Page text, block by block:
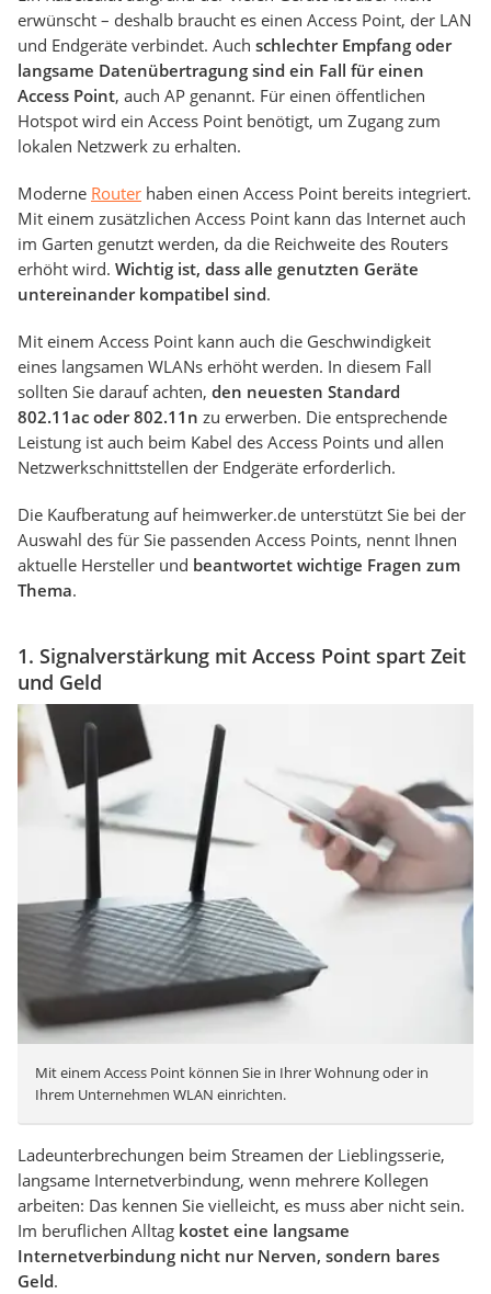
erwünscht – deshalb braucht es einen Access Point, der LAN
und Endgeräte verbindet. Auch schlechter Empfang oder
langsame Datenübertragung sind ein Fall für einen
Access Point, auch AP genannt. Für einen öffentlichen
Hotspot wird ein Access Point benötigt, um Zugang zum
lokalen Netzwerk zu erhalten.
Moderne Router haben einen Access Point bereits integriert.
Mit einem zusätzlichen Access Point kann das Internet auch
im Garten genutzt werden, da die Reichweite des Routers
erhöht wird. Wichtig ist, dass alle genutzten Geräte
untereinander kompatibel sind.
Mit einem Access Point kann auch die Geschwindigkeit
eines langsamen WLANs erhöht werden. In diesem Fall
sollten Sie darauf achten, den neuesten Standard
802.11ac oder 802.11n zu erwerben. Die entsprechende
Leistung ist auch beim Kabel des Access Points und allen
Netzwerkschnittstellen der Endgeräte erforderlich.
Die Kaufberatung auf heimwerker.de unterstützt Sie bei der
Auswahl des für Sie passenden Access Points, nennt Ihnen
aktuelle Hersteller und beantwortet wichtige Fragen zum
Thema.
1. Signalverstärkung mit Access Point spart Zeit
und Geld
Mit einem Access Point können Sie in Ihrer Wohnung oder in
Ihrem Unternehmen WLAN einrichten.
Ladeunterbrechungen beim Streamen der Lieblingsserie,
langsame Internetverbindung, wenn mehrere Kollegen
arbeiten: Das kennen Sie vielleicht, es muss aber nicht sein.
Im beruflichen Alltag kostet eine langsame
Internetverbindung nicht nur Nerven, sondern bares
Geld.